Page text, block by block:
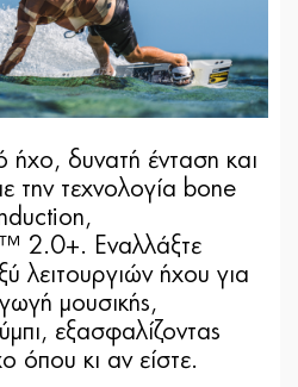
δυνατή ένταση και
την τεχνολογία bone
2.0+. Εναλλάξτε
λειτουργιών ήχου για
μουσικής,
εξασφαλίζοντας
όπου κι αν είστε.